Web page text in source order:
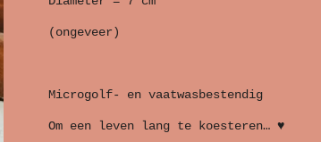
(ongeveer)
Microgolf- en vaatwasbestendig
Om een leven lang te koesteren… ♥